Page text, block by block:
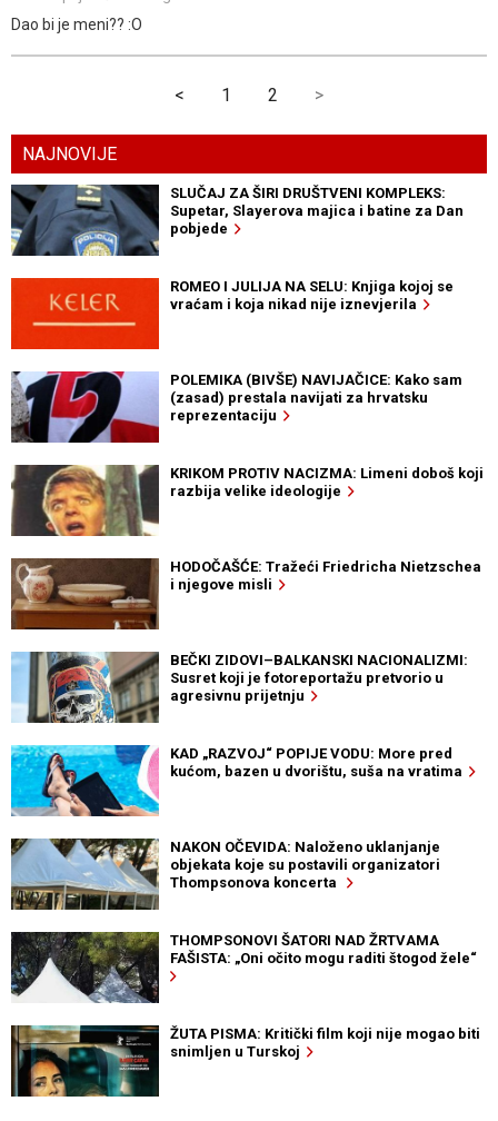
Dao bi je meni?? :O
< 1 2 >
NAJNOVIJE
SLUČAJ ZA ŠIRI DRUŠTVENI KOMPLEKS:
Supetar, Slayerova majica i batine za Dan
pobjede
ROMEO I JULIJA NA SELU: Knjiga kojoj se
vraćam i koja nikad nije iznevjerila
POLEMIKA (BIVŠE) NAVIJAČICE: Kako sam
(zasad) prestala navijati za hrvatsku
reprezentaciju
KRIKOM PROTIV NACIZMA: Limeni doboš koji
razbija velike ideologije
HODOČAŠĆE: Tražeći Friedricha Nietzschea
i njegove misli
BEČKI ZIDOVI–BALKANSKI NACIONALIZMI:
Susret koji je fotoreportažu pretvorio u
agresivnu prijetnju
KAD „RAZVOJ“ POPIJE VODU: More pred
kućom, bazen u dvorištu, suša na vratima
NAKON OČEVIDA: Naloženo uklanjanje
objekata koje su postavili organizatori
Thompsonova koncerta
THOMPSONOVI ŠATORI NAD ŽRTVAMA
FAŠISTA: „Oni očito mogu raditi štogod žele“
ŽUTA PISMA: Kritički film koji nije mogao biti
snimljen u Turskoj